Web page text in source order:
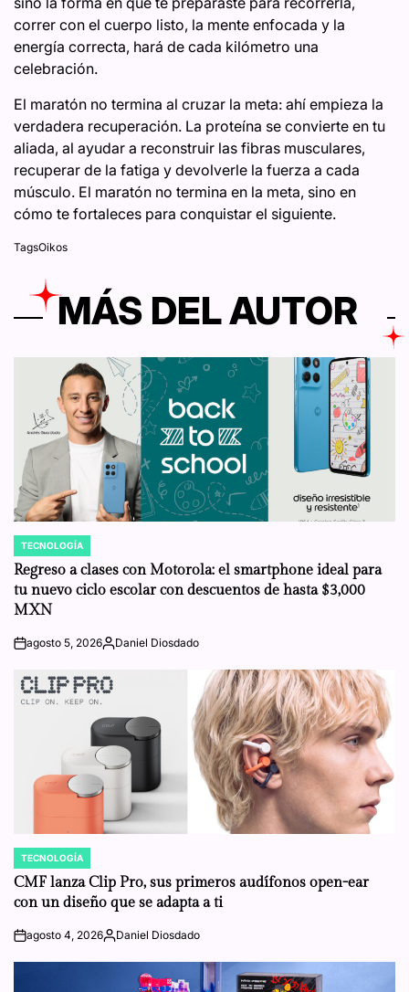
correr con el cuerpo listo, la mente enfocada y la
energía correcta, hará de cada kilómetro una
celebración.
El maratón no termina al cruzar la meta: ahí empieza la
verdadera recuperación. La proteína se convierte en tu
aliada, al ayudar a reconstruir las fibras musculares,
recuperar de la fatiga y devolverle la fuerza a cada
músculo. El maratón no termina en la meta, sino en
cómo te fortaleces para conquistar el siguiente.
TagsOikos
MÁS DEL AUTOR
POSTED
IN
TECNOLOGÍA
Regreso a clases con Motorola: el smartphone ideal para
tu nuevo ciclo escolar con descuentos de hasta $3,000
MXN
onagosto 5, 2026Posted
Daniel Diosdado
POSTED
IN
TECNOLOGÍA
CMF lanza Clip Pro, sus primeros audífonos open-ear
con un diseño que se adapta a ti
onagosto 4, 2026Posted
Daniel Diosdado